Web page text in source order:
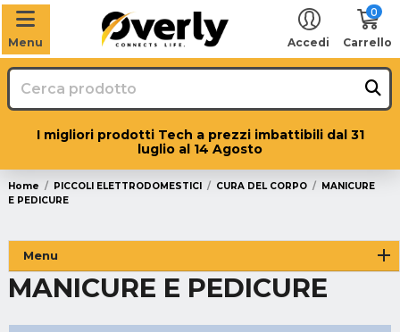
Menu Accedi
0
Carrello
I migliori prodotti Tech a prezzi imbattibili dal 31
luglio al 14 Agosto
Home PICCOLI ELETTRODOMESTICI CURA DEL CORPO
MANICURE
E PEDICURE
MANICURE E PEDICURE
Menu